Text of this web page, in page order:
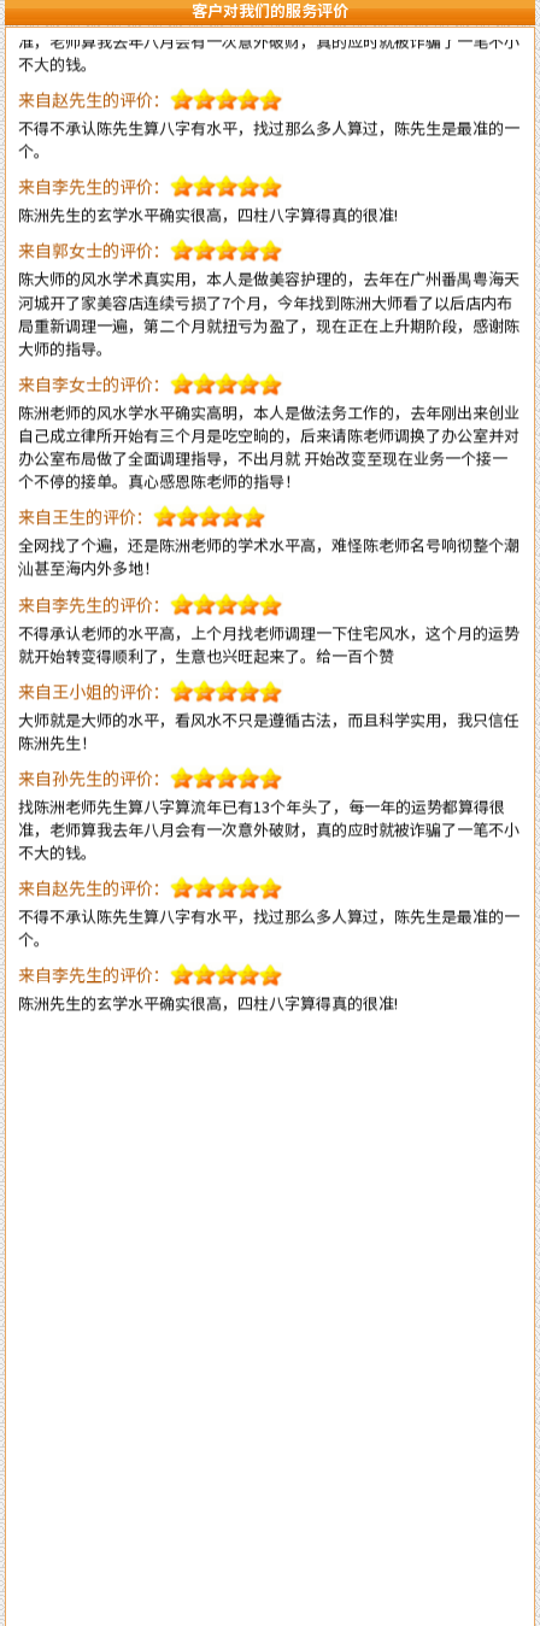
客户对我们的服务评价
来自赵先生的评价：
不得不承认陈先生算八字有水平，找过那么多人算过，陈先生是最准的一
个。
来自李先生的评价：
陈洲先生的玄学水平确实很高，四柱八字算得真的很准!
来自郭女士的评价：
陈大师的风水学术真实用，本人是做美容护理的，去年在广州番禺粤海天
河城开了家美容店连续亏损了7个月，今年找到陈洲大师看了以后店内布
局重新调理一遍，第二个月就扭亏为盈了，现在正在上升期阶段，感谢陈
大师的指导。
来自李女士的评价：
陈洲老师的风水学水平确实高明，本人是做法务工作的，去年刚出来创业
自己成立律所开始有三个月是吃空晌的，后来请陈老师调换了办公室并对
办公室布局做了全面调理指导，不出月就 开始改变至现在业务一个接一
个不停的接单。真心感恩陈老师的指导！
来自王生的评价：
全网找了个遍，还是陈洲老师的学术水平高，难怪陈老师名号响彻整个潮
汕甚至海内外多地！
来自李先生的评价：
不得承认老师的水平高，上个月找老师调理一下住宅风水，这个月的运势
就开始转变得顺利了，生意也兴旺起来了。给一百个赞
来自王小姐的评价：
大师就是大师的水平，看风水不只是遵循古法，而且科学实用，我只信任
陈洲先生！
来自孙先生的评价：
找陈洲老师先生算八字算流年已有13个年头了，每一年的运势都算得很
准，老师算我去年八月会有一次意外破财，真的应时就被诈骗了一笔不小
不大的钱。
来自赵先生的评价：
不得不承认陈先生算八字有水平，找过那么多人算过，陈先生是最准的一
个。
来自李先生的评价：
陈洲先生的玄学水平确实很高，四柱八字算得真的很准!